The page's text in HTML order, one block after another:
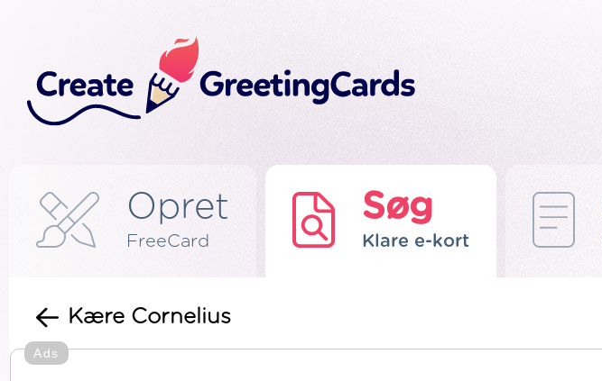
Opret
FreeCard
Søg
Klare e-kort
Kære Cornelius
Ads